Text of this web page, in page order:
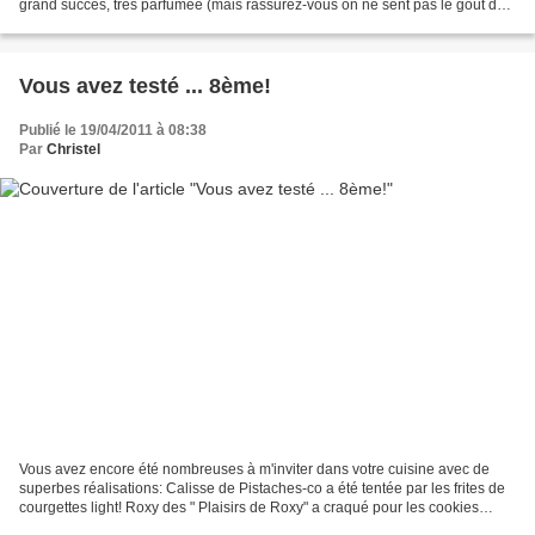
grand succès, très parfumée (mais rassurez-vous on ne sent pas le goût de
Vous avez testé ... 8ème!
Publié le 19/04/2011 à 08:38
Par Christel
Vous avez encore été nombreuses à m'inviter dans votre cuisine avec de
superbes réalisations: Calisse de Pistaches-co a été tentée par les frites de
courgettes light! Roxy des " Plaisirs de Roxy" a craqué pour les cookies